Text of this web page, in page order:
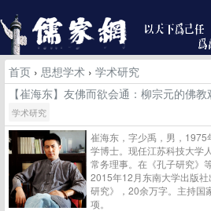
首页 › 思想学术 › 学术研究
【崔海东】友佛而欲会通：柳宗元的佛教
学术研究
崔海东，字少禹，男，
学博士。现任江苏科技大学
常务理事。在《孔子研究》
2015年12月东南大学出版
研究》，20余万字。主持国
项。